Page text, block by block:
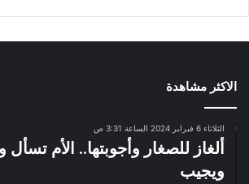
الاكثر مشاهدة
الثلاثاء 6 فبراير 2024 الساعة 3:31 ص
ألغاز للصغار وأجوبتها.. الأم
ويجيب